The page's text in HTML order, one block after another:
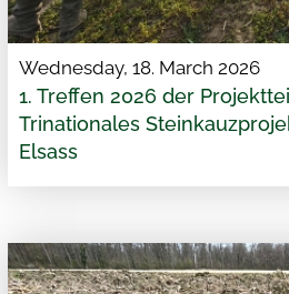
Wednesday, 18. March 2026
1. Treffen 2026 der
Trinationales
Elsass